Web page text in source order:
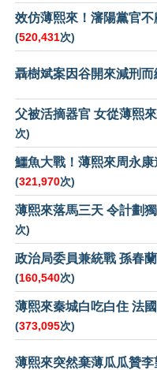
效仿薄熙來！瀋陽黨官
(520,431次)
聶樹斌案因谷開來減刑而
父被活摘器官 女從薄熙
次)
鱷魚大戰！薄熙來周永
(321,970次)
薄熙來落馬三天 令計劃
次)
政治局委員兼統戰 孫春
(160,540次)
薄熙來秦城白吃白住 法
(373,095次)
薄熙來突然棄薄瓜瓜贊李